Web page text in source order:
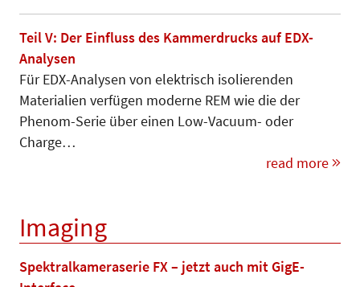
Teil V: Der Einfluss des Kammerdrucks auf EDX-
Analysen
Für EDX-Analysen von elektrisch isolierenden
Materialien verfügen moderne REM wie die der
Phenom-Serie über einen Low-Vacuum- oder
Charge…
read more
Imaging
Spektralkameraserie FX – jetzt auch mit GigE-